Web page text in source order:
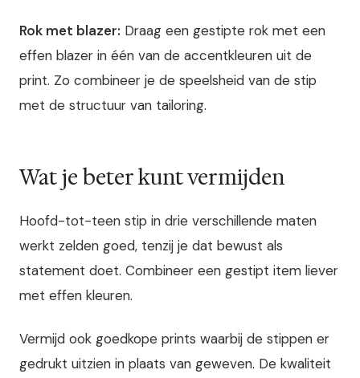
Rok met blazer: Draag een gestipte rok met een
effen blazer in één van de accentkleuren uit de
print. Zo combineer je de speelsheid van de stip
met de structuur van tailoring.
Wat je beter kunt vermijden
Hoofd-tot-teen stip in drie verschillende maten
werkt zelden goed, tenzij je dat bewust als
statement doet. Combineer een gestipt item liever
met effen kleuren.
Vermijd ook goedkope prints waarbij de stippen er
gedrukt uitzien in plaats van geweven. De kwaliteit